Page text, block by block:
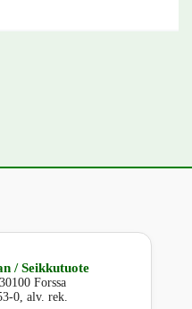
/ Seikkutuote
Forssa
0, alv. rek.